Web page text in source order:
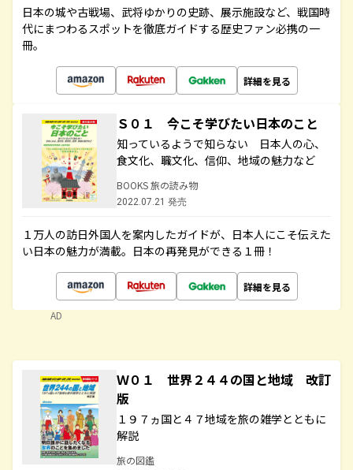
日本の城や古戦場、武将ゆかりの史跡、展示施設など、戦国時
代にまつわるスポットを徹底ガイドする歴史ファン必携の一
冊。
詳細を見る
Ｓ０１ 今こそ学びたい日本のこと
知っているようで知らない 日本人の心、
食文化、職文化、信仰、地域の魅力など
BOOKS 旅の読み物
2022.07.21 発売
１万人の訪日外国人を案内したガイドが、日本人にこそ伝えた
い日本の魅力が満載。日本の再発見ができる１冊！
詳細を見る
AD
Ｗ０１ 世界２４４の国と地域 改訂
版
１９７ヵ国と４７地域を旅の雑学とともに
解説
旅の図鑑